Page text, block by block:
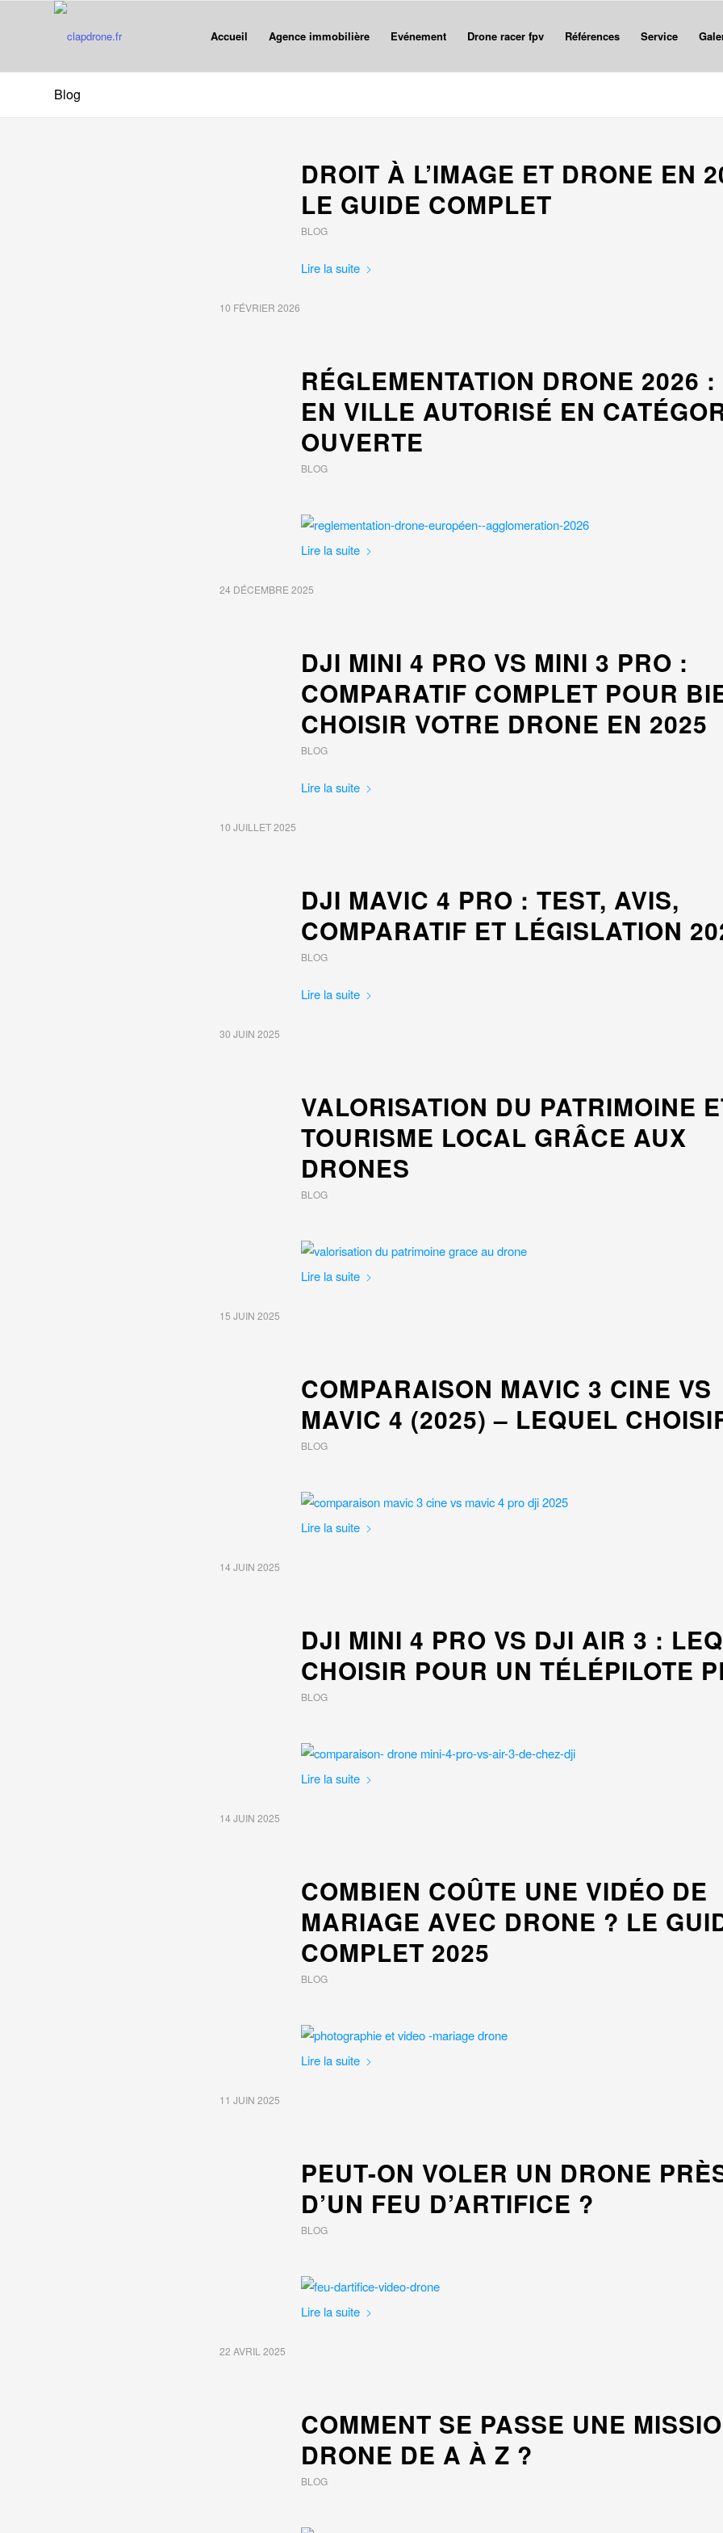
Accueil Agence immobilière Evénement Drone racer fpv Références Service
Blog
DROIT À L’IMAGE ET DRONE EN
LE GUIDE COMPLET
BLOG
Lire la suite
10 FÉVRIER 2026
RÉGLEMENTATION DRONE 2026
EN VILLE AUTORISÉ EN
OUVERTE
BLOG
Lire la suite
24 DÉCEMBRE 2025
DJI MINI 4 PRO VS MINI 3 PRO :
COMPARATIF COMPLET POUR
CHOISIR VOTRE DRONE EN 2025
BLOG
Lire la suite
10 JUILLET 2025
DJI MAVIC 4 PRO : TEST, AVIS,
COMPARATIF ET LÉGISLATION
BLOG
Lire la suite
30 JUIN 2025
VALORISATION DU PATRIMOINE
TOURISME LOCAL GRÂCE AUX
DRONES
BLOG
Lire la suite
15 JUIN 2025
COMPARAISON MAVIC 3 CINE VS
MAVIC 4 (2025) – LEQUEL
BLOG
Lire la suite
14 JUIN 2025
DJI MINI 4 PRO VS DJI AIR 3 :
CHOISIR POUR UN TÉLÉPILOTE
BLOG
Lire la suite
14 JUIN 2025
COMBIEN COÛTE UNE VIDÉO DE
MARIAGE AVEC DRONE ? LE
COMPLET 2025
BLOG
Lire la suite
11 JUIN 2025
PEUT-ON VOLER UN DRONE
D’UN FEU D’ARTIFICE ?
BLOG
Lire la suite
22 AVRIL 2025
COMMENT SE PASSE UNE
DRONE DE A À Z ?
BLOG